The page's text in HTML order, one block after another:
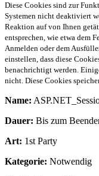
Diese Cookies sind zur
Systemen nicht deaktiviert
Reaktion auf von Ihnen
entsprechen, wie etwa dem
Anmelden oder dem
einstellen, dass diese
benachrichtigt werden.
nicht. Diese Cookies
Name:
Dauer: Bis zum
Art: 1st Party
Kategorie: Notwendig